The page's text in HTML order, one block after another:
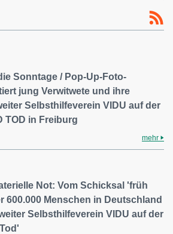
Sonntage / Pop-Up-Foto-
jung Verwitwete und ihre
Selbsthilfeverein VIDU auf der
TOD in Freiburg
mehr
Not: Vom Schicksal 'früh
600.000 Menschen in Deutschland
Selbsthilfeverein VIDU auf der